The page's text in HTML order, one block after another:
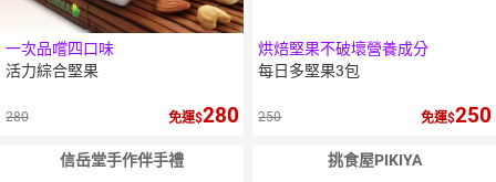
一次品嚐四口味
活力綜合堅果
280 免運 280
烘焙堅果不破壞營養成分
每日多堅果3包
250 免運 250
信岳堂手作伴手禮 挑食屋PIKIYA